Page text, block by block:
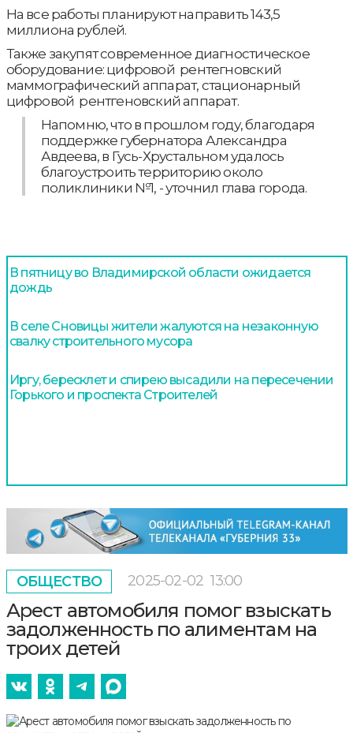
На все работы планируют направить 143,5
миллиона рублей.
Также закупят современное диагностическое
оборудование: цифровой рентегновский
маммографический аппарат, стационарный
цифровой рентгеновский аппарат.
Напомню, что в прошлом году, благодаря
поддержке губернатора Александра
Авдеева, в Гусь-Хрустальном удалось
благоустроить территорию около
поликлиники №1, - уточнил глава города.
В пятницу во Владимирской области ожидается
дождь
В селе Сновицы жители жалуются на незаконную
свалку строительного мусора
Иргу, бересклет и спирею высадили на пересечении
Горького и проспекта Строителей
ОБЩЕСТВО 2025-02-02 13:00
Арест автомобиля помог взыскать
задолженность по алиментам на
троих детей